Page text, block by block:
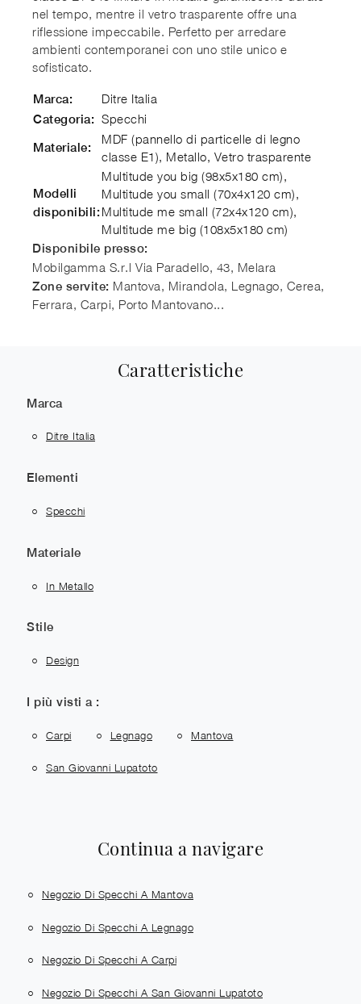
nel tempo, mentre il vetro trasparente offre una
riflessione impeccabile. Perfetto per arredare
ambienti contemporanei con uno stile unico e
sofisticato.
Marca: Ditre Italia
Categoria: Specchi
Materiale:
MDF (pannello di particelle di legno
classe E1), Metallo, Vetro trasparente
Modelli
disponibili:
Multitude you big (98x5x180 cm),
Multitude you small (70x4x120 cm),
Multitude me small (72x4x120 cm),
Multitude me big (108x5x180 cm)
Disponibile presso:
Mobilgamma S.r.l Via Paradello, 43, Melara
Zone servite: Mantova, Mirandola, Legnago, Cerea,
Ferrara, Carpi, Porto Mantovano...
Caratteristiche
Marca
Ditre Italia
Elementi
Specchi
Materiale
In Metallo
Stile
Design
I più visti a :
Carpi Legnago Mantova
San Giovanni Lupatoto
Continua a navigare
Negozio Di Specchi A Mantova
Negozio Di Specchi A Legnago
Negozio Di Specchi A Carpi
Negozio Di Specchi A San Giovanni Lupatoto